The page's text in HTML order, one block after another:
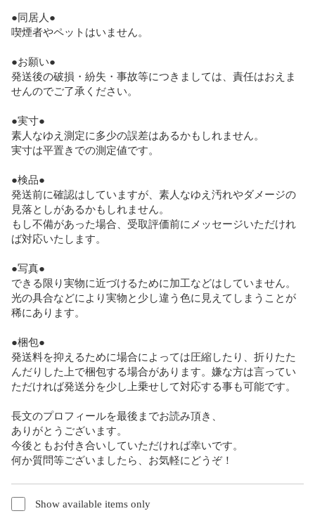
●同居人●
喫煙者やペットはいません。
●お願い●
発送後の破損・紛失・事故等につきましては、責任はおえま
せんのでご了承ください。
●実寸●
素人なゆえ測定に多少の誤差はあるかもしれません。
実寸は平置きでの測定値です。
●検品●
発送前に確認はしていますが、素人なゆえ汚れやダメージの
見落としがあるかもしれません。
もし不備があった場合、受取評価前にメッセージいただけれ
ば対応いたします。
●写真●
できる限り実物に近づけるために加工などはしていません。
光の具合などにより実物と少し違う色に見えてしまうことが
稀にあります。
●梱包●
発送料を抑えるために場合によっては圧縮したり、折りたた
んだりした上で梱包する場合があります。嫌な方は言ってい
ただければ発送分を少し上乗せして対応する事も可能です。
長文のプロフィールを最後までお読み頂き、
ありがとうございます。
今後ともお付き合いしていただければ幸いです。
何か質問等ございましたら、お気軽にどうぞ！
Show available items only